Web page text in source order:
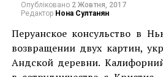
Опубліковано 2 Жовтня, 2017
Редактор Нона Султанян
Перуанское консульство в
возвращении двух картин,
Андской деревни.